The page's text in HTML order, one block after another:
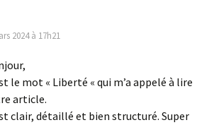
2024 à 17h21
le mot « Liberté « qui m’a appelé à lire
article.
clair, détaillé et bien structuré. Super